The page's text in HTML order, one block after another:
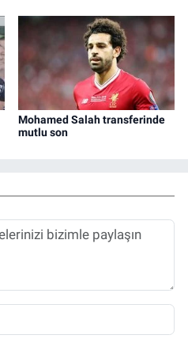
Mohamed Salah transferinde
mutlu son